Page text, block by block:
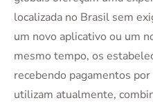
localizada no Brasil sem
um novo aplicativo ou um
mesmo tempo, os
recebendo pagamentos
utilizam atualmente,